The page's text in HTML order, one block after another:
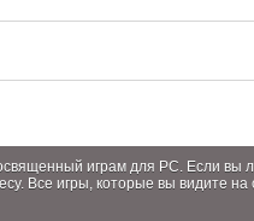
играм для PC. Если
Все игры, которые вы видите